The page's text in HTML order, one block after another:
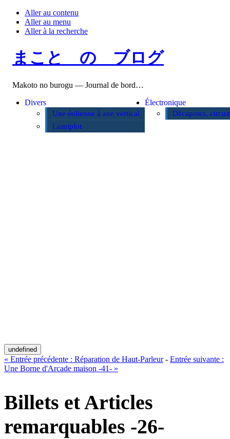
Aller au contenu
Aller au menu
Aller à la recherche
まこと の ブログ
Makoto no burogu — Journal de bord…
Divers
Une éolienne à axe vertical
Lumiplot
Électronique
Décapotes,
undefined
« Entrée précédente : Réparation de Haut-Parleur - Entrée suivante :
Une Borne d'Arcade maison -41- »
Billets et Articles
remarquables -26-